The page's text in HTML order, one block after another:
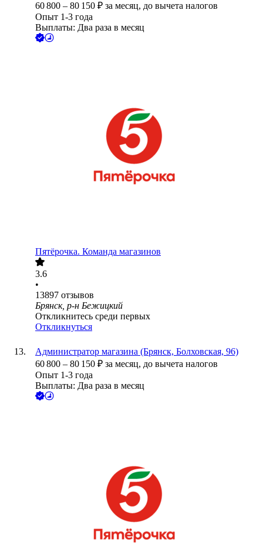
60 800 – 80 150 ₽ за месяц, до вычета налогов
Опыт 1-3 года
Выплаты: Два раза в месяц
Пятёрочка. Команда магазинов
3.6
•
13897 отзывов
Брянск, р-н Бежицкий
Откликнитесь среди первых
Откликнуться
Администратор магазина (Брянск, Болховская, 96)
60 800 – 80 150 ₽ за месяц, до вычета налогов
Опыт 1-3 года
Выплаты: Два раза в месяц